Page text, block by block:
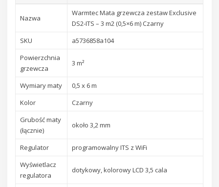
Nazwa
Warmtec Mata grzewcza zestaw Exclusive
DS2-ITS – 3 m2 (0,5×6 m) Czarny
SKU
a5736858a104
Powierzchnia
grzewcza
3 m²
Wymiary maty
0,5 x 6 m
Kolor
Czarny
Grubość maty
(łącznie)
około 3,2 mm
Regulator
programowalny ITS z WiFi
Wyświetlacz
regulatora
dotykowy, kolorowy LCD 3,5 cala